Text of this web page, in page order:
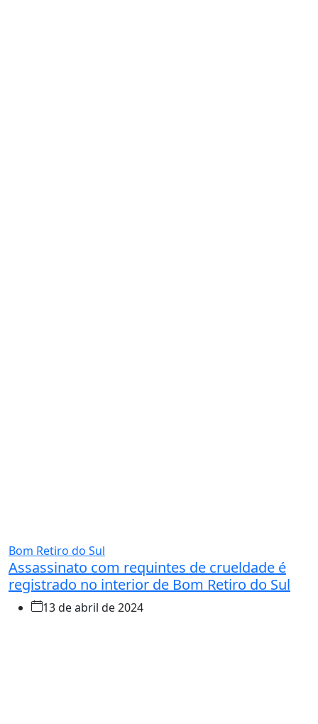
Bom Retiro do Sul
Assassinato com requintes de crueldade é
registrado no interior de Bom Retiro do Sul
13 de abril de 2024